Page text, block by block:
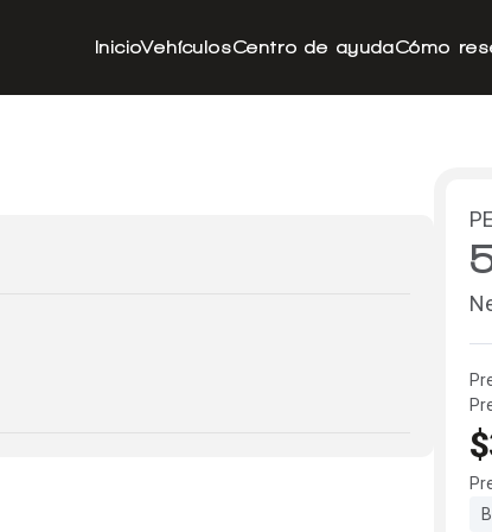
InicioVehículosCentro de ayudaCómo